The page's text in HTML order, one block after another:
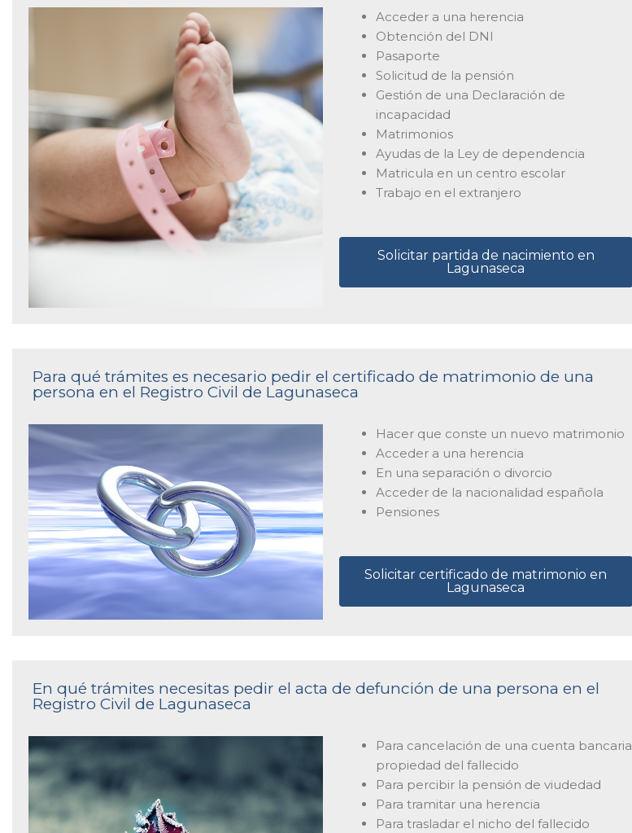
Acceder a una herencia
Obtención del DNI
Pasaporte
Solicitud de la pensión
Gestión de una Declaración de
incapacidad
Matrimonios
Ayudas de la Ley de dependencia
Matricula en un centro escolar
Trabajo en el extranjero
Solicitar partida de nacimiento en
Lagunaseca
Para qué trámites es necesario pedir el certificado de matrimonio de una
persona en el Registro Civil de Lagunaseca
Hacer que conste un nuevo matrimonio
Acceder a una herencia
En una separación o divorcio
Acceder de la nacionalidad española
Pensiones
Solicitar certificado de matrimonio en
Lagunaseca
En qué trámites necesitas pedir el acta de defunción de una persona en el
Registro Civil de Lagunaseca
Para cancelación de una cuenta bancaria
propiedad del fallecido
Para percibir la pensión de viudedad
Para tramitar una herencia
Para trasladar el nicho del fallecido